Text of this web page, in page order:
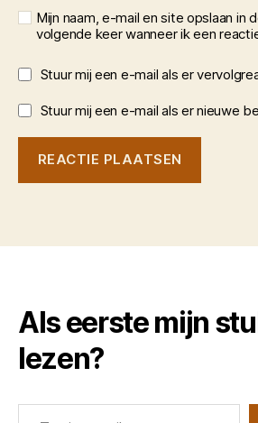
Mijn naam, e-mail en site opslaan in
volgende keer wanneer ik een
Stuur mij een e-mail als er
Stuur mij een e-mail als er nieuwe
Als eerste mijn
lezen?
Typ je e-mail...